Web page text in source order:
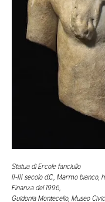
Statua di Ercole fanciullo
II-III secolo d.C., Marmo bianco,
Finanza del 1996,
Guidonia Montecelio, Museo